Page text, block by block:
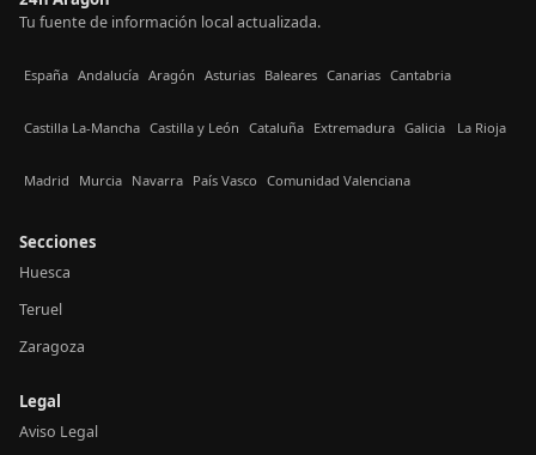
Tu fuente de información local actualizada.
España Andalucía Aragón Asturias Baleares Canarias Cantabria
Castilla La-Mancha Castilla y León Cataluña Extremadura Galicia La Rioja
Madrid Murcia Navarra País Vasco Comunidad Valenciana
Secciones
Huesca
Teruel
Zaragoza
Legal
Aviso Legal